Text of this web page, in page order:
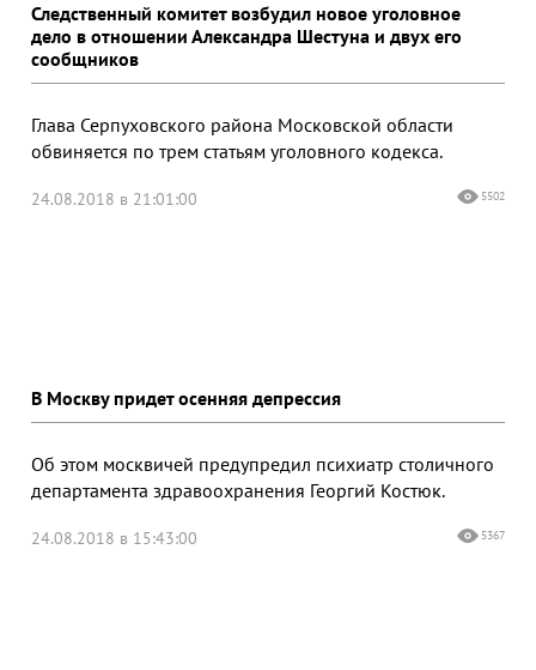
Следственный комитет возбудил новое уголовное
дело в отношении Александра Шестуна и двух его
сообщников
Глава Серпуховского района Московской области
обвиняется по трем статьям уголовного кодекса.
24.08.2018 в 21:01:00 5502
В Москву придет осенняя депрессия
Об этом москвичей предупредил психиатр столичного
департамента здравоохранения Георгий Костюк.
24.08.2018 в 15:43:00 5367